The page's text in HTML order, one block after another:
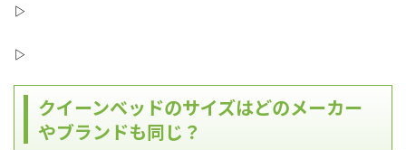
▷
▷
クイーンベッドのサイズはどのメーカー
やブランドも同じ？